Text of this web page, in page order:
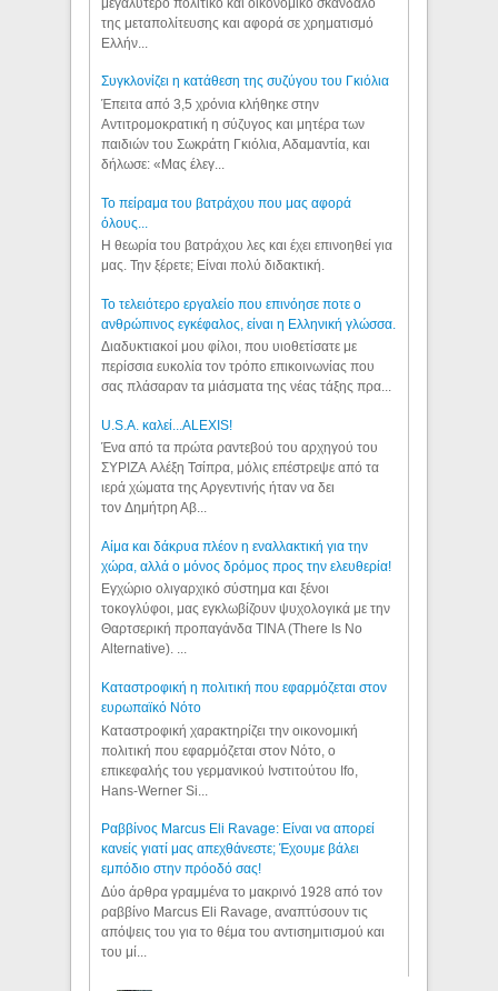
της μεταπολίτευσης και αφορά σε χρηματισμό
Ελλήν...
Συγκλονίζει η κατάθεση της συζύγου του Γκιόλια
Έπειτα από 3,5 χρόνια κλήθηκε στην
Αντιτρομοκρατική η σύζυγος και μητέρα των
παιδιών του Σωκράτη Γκιόλια, Αδαμαντία, και
δήλωσε: «Μας έλεγ...
Το πείραμα του βατράχου που μας αφορά
όλους...
Η θεωρία του βατράχου λες και έχει επινοηθεί για
μας. Την ξέρετε; Είναι πολύ διδακτική.
Το τελειότερο εργαλείο που επινόησε ποτε ο
ανθρώπινος εγκέφαλος, είναι η Ελληνική γλώσσα.
Διαδυκτιακοί μου φίλοι, που υιοθετίσατε με
περίσσια ευκολία τον τρόπο επικοινωνίας που
σας πλάσαραν τα μιάσματα της νέας τάξης πρα...
U.S.A. καλεί...ALEXIS!
Ένα από τα πρώτα ραντεβού του αρχηγού του
ΣΥΡΙΖΑ Αλέξη Τσίπρα, μόλις επέστρεψε από τα
ιερά χώματα της Αργεντινής ήταν να δει
τον Δημήτρη Αβ...
Αίμα και δάκρυα πλέον η εναλλακτική για την
χώρα, αλλά ο μόνος δρόμος προς την ελευθερία!
Εγχώριο ολιγαρχικό σύστημα και ξένοι
τοκογλύφοι, μας εγκλωβίζουν ψυχολογικά με την
Θαρτσερική προπαγάνδα TINA (There Is No
Alternative). ...
Καταστροφική η πολιτική που εφαρμόζεται στον
ευρωπαϊκό Νότο
Καταστροφική χαρακτηρίζει την οικονομική
πολιτική που εφαρμόζεται στον Νότο, ο
επικεφαλής του γερμανικού Ινστιτούτου Ifo,
Hans-Werner Si...
Ραββίνος Marcus Eli Ravage: Είναι να απορεί
κανείς γιατί μας απεχθάνεστε; Έχουμε βάλει
εμπόδιο στην πρόοδό σας!
Δύο άρθρα γραμμένα το μακρινό 1928 από τον
ραββίνο Marcus Eli Ravage, αναπτύσουν τις
απόψεις του για το θέμα του αντισημιτισμού και
του μί...